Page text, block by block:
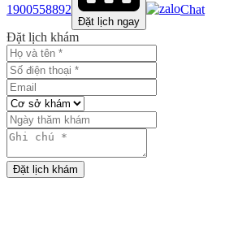
1900558892
Đặt lịch ngay
Chat
Đặt lịch khám
Đặt lịch khám